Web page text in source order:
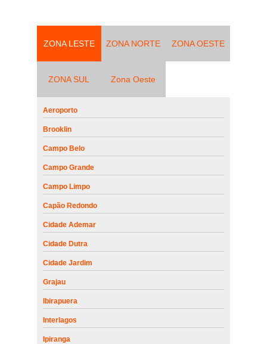
ZONA LESTE ZONA NORTE ZONA OESTE
ZONA SUL Zona Oeste
Aeroporto
Brooklin
Campo Belo
Campo Grande
Campo Limpo
Capão Redondo
Cidade Ademar
Cidade Dutra
Cidade Jardim
Grajau
Ibirapuera
Interlagos
Ipiranga